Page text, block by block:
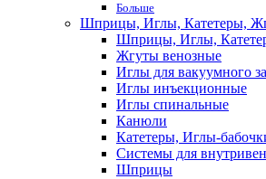
Больше
Шприцы, Иглы, Катетеры,
Шприцы, Иглы,
Жгуты венозные
Иглы для вакуумного
Иглы инъекционные
Иглы спинальные
Канюли
Катетеры, Иглы-
Системы для
Шприцы